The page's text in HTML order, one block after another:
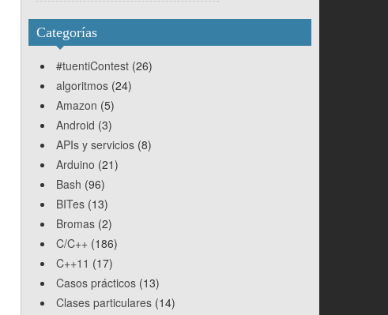
Categorías
#tuentiContest (26)
algoritmos (24)
Amazon (5)
Android (3)
APIs y servicios (8)
Arduino (21)
Bash (96)
BITes (13)
Bromas (2)
C/C++ (186)
C++11 (17)
Casos prácticos (13)
Clases particulares (14)